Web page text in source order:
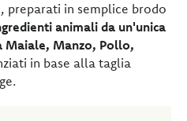
preparati in semplice brodo
animali da un'unica
Maiale, Manzo, Pollo,
in base alla taglia